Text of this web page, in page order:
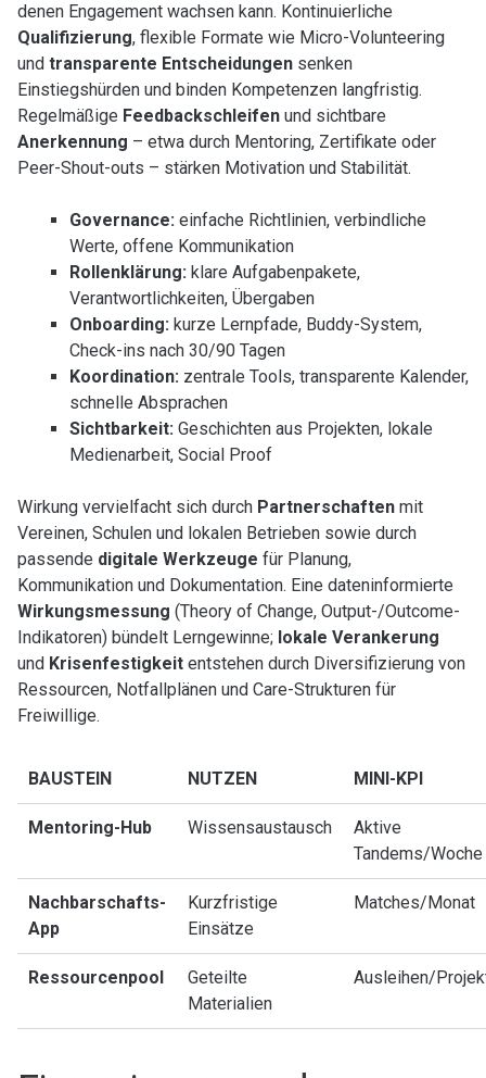
denen Engagement wachsen kann. Kontinuierliche
Qualifizierung, flexible Formate wie Micro-Volunteering
und transparente Entscheidungensenken
Einstiegshürden und binden Kompetenzen langfristig.
Regelmäßige Feedbackschleifenund sichtbare
Anerkennung – etwa durch Mentoring, Zertifikate oder
Peer-Shout-outs – stärken Motivation und Stabilität.
Governance: einfache Richtlinien, verbindliche
Werte, offene Kommunikation
Rollenklärung: klare Aufgabenpakete,
Verantwortlichkeiten, Übergaben
Onboarding: kurze Lernpfade, Buddy-System,
Check-ins nach 30/90 Tagen
Koordination: zentrale Tools, transparente Kalender,
schnelle Absprachen
Sichtbarkeit: Geschichten aus Projekten, lokale
Medienarbeit, Social Proof
Wirkung vervielfacht sich durch Partnerschaftenmit
Vereinen, Schulen und lokalen Betrieben sowie durch
passende digitale Werkzeuge für Planung,
Kommunikation und Dokumentation. Eine dateninformierte
Wirkungsmessung (Theory of Change, Output-/Outcome-
Indikatoren) bündelt Lerngewinne; lokale Verankerung
und Krisenfestigkeitentstehen durch Diversifizierung von
Ressourcen, Notfallplänen und Care-Strukturen für
Freiwillige.
BAUSTEIN NUTZEN MINI-KPI
Mentoring-Hub Wissensaustausch
Aktive
Tandems/Woche
Nachbarschafts-
App
Kurzfristige
Einsätze
Matches/Monat
Ressourcenpool
Geteilte
Materialien
Ausleihen/